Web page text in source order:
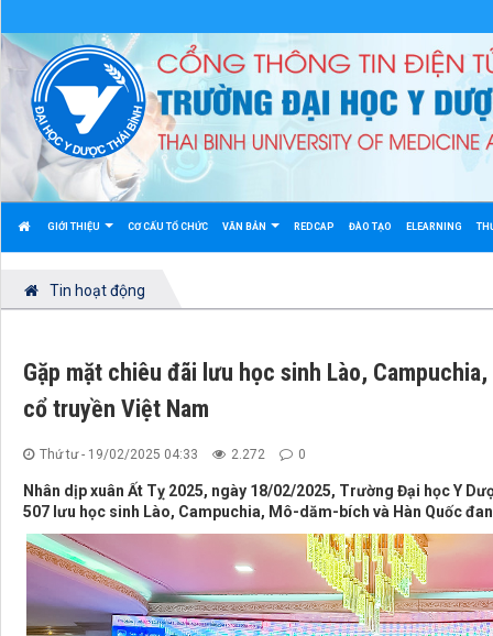
GIỚI THIỆU CƠ CẤU TỔ CHỨC VĂN BẢN REDCAP ĐÀO TẠO ELEARNING
Tin hoạt động
Gặp mặt chiêu đãi lưu học sinh Lào,
cổ truyền Việt Nam
Thứ tư - 19/02/2025 04:33 2.272 0
Nhân dịp xuân Ất Tỵ 2025, ngày 18/02/2025, Trường Đại học Y
507 lưu học sinh Lào, Campuchia, Mô-dăm-bích và Hàn Quốc